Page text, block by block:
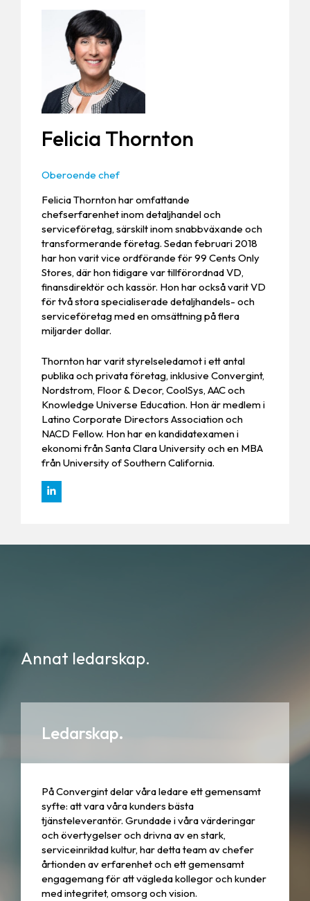
Felicia Thornton
Oberoende chef
Felicia Thornton har omfattande
chefserfarenhet inom detaljhandel och
serviceföretag, särskilt inom snabbväxande och
transformerande företag. Sedan februari 2018
har hon varit vice ordförande för 99 Cents Only
Stores, där hon tidigare var tillförordnad VD,
finansdirektör och kassör. Hon har också varit VD
för två stora specialiserade detaljhandels- och
serviceföretag med en omsättning på flera
miljarder dollar.
Thornton har varit styrelseledamot i ett antal
publika och privata företag, inklusive Convergint,
Nordstrom, Floor & Decor, CoolSys, AAC och
Knowledge Universe Education. Hon är medlem i
Latino Corporate Directors Association och
NACD Fellow. Hon har en kandidatexamen i
ekonomi från Santa Clara University och en MBA
från University of Southern California.
Annat ledarskap.
Ledarskap.
På Convergint delar våra ledare ett gemensamt
syfte: att vara våra kunders bästa
tjänsteleverantör. Grundade i våra värderingar
och övertygelser och drivna av en stark,
serviceinriktad kultur, har detta team av chefer
årtionden av erfarenhet och ett gemensamt
engagemang för att vägleda kollegor och kunder
med integritet, omsorg och vision.